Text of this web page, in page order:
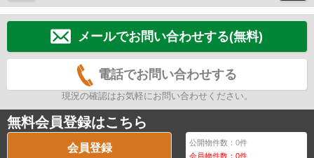
メールでお問い合わせする(無料)
電話でお問い合わせする
現況の確認はお気軽にお問い合わせください。
無料会員登録はこちら
会員登録 公開物件数：0件
会員物件数：0件